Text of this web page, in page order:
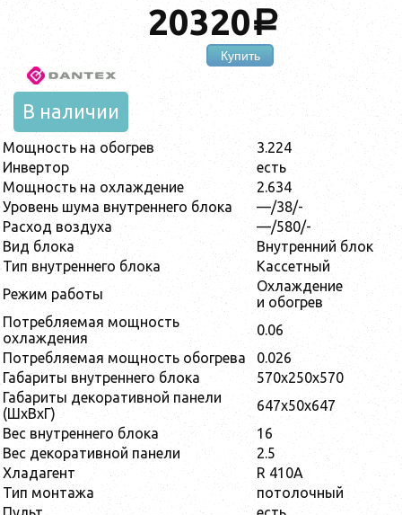
20320a
Купить
В наличии
Мощность на обогрев
3.224
Инвертор
есть
Мощность на охлаждение
2.634
Уровень шума внутреннего блока
—/38/-
Расход воздуха
—/580/-
Вид блока
Внутренний блок
Тип внутреннего блока
Кассетный
Режим работы
Охлаждение
и обогрев
Потребляемая мощность
охлаждения
0.06
Потребляемая мощность обогрева
0.026
Габариты внутреннего блока
570х250х570
Габариты декоративной панели
(ШxВxГ)
647x50x647
Вес внутреннего блока
16
Вес декоративной панели
2.5
Хладагент
R 410A
Тип монтажа
потолочный